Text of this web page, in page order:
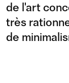
de l'art
très
de